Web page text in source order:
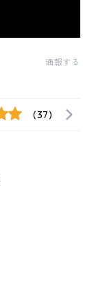
通報する
(37)